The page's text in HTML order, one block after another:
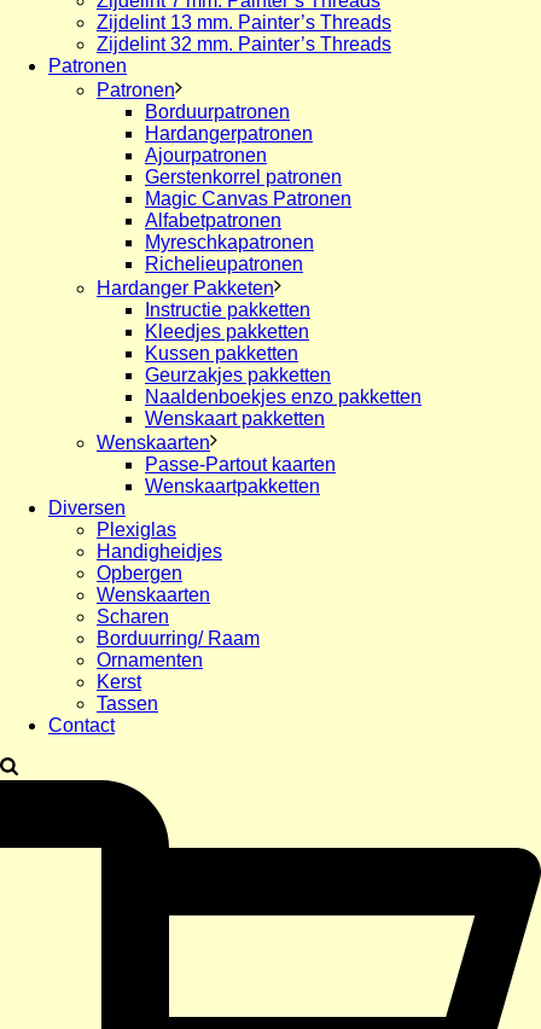
Zijdelint 13 mm. Painter’s Threads
Zijdelint 32 mm. Painter’s Threads
Patronen
Patronen
Borduurpatronen
Hardangerpatronen
Ajourpatronen
Gerstenkorrel patronen
Magic Canvas Patronen
Alfabetpatronen
Myreschkapatronen
Richelieupatronen
Hardanger Pakketen
Instructie pakketten
Kleedjes pakketten
Kussen pakketten
Geurzakjes pakketten
Naaldenboekjes enzo pakketten
Wenskaart pakketten
Wenskaarten
Passe-Partout kaarten
Wenskaartpakketten
Diversen
Plexiglas
Handigheidjes
Opbergen
Wenskaarten
Scharen
Borduurring/ Raam
Ornamenten
Kerst
Tassen
Contact